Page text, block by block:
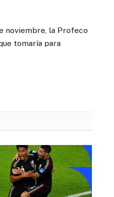
noviembre, la Profeco
tomaría para